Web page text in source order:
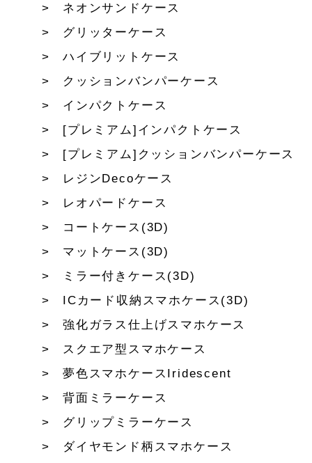
ネオンサンドケース
グリッターケース
ハイブリットケース
クッションバンパーケース
インパクトケース
[プレミアム]インパクトケース
[プレミアム]クッションバンパーケース
レジンDecoケース
レオパードケース
コートケース(3D)
マットケース(3D)
ミラー付きケース(3D)
ICカード収納スマホケース(3D)
強化ガラス仕上げスマホケース
スクエア型スマホケース
夢色スマホケースIridescent
背面ミラーケース
グリップミラーケース
ダイヤモンド柄スマホケース